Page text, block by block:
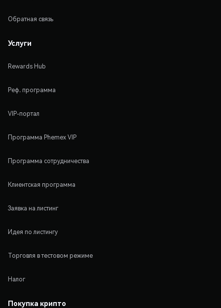
Обратная связь
Услуги
Rewards Hub
Реф. программа
VIP-портал
Программа Phemex VIP
Программа сотрудничества
Клиентская программа
Заявка на листинг
Идея по листингу
Торговля в тестовом режиме
Налог
Покупка крипто